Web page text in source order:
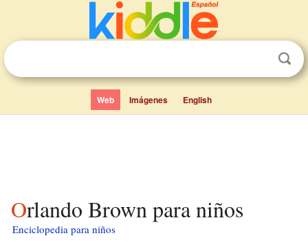
Web Imágenes English
Orlando Brown para niños
Enciclopedia para niños